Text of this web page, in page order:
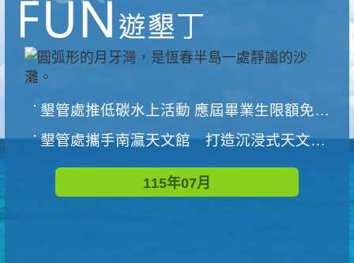
墾管處推低碳水上活動 應屆畢業生限額免費參加
墾管處攜手南瀛天文館 打造沉浸式天文探索營隊
115年07月